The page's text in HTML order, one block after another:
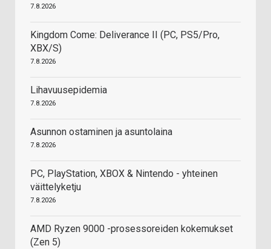
7.8.2026
Kingdom Come: Deliverance II (PC, PS5/Pro,
XBX/S)
7.8.2026
Lihavuusepidemia
7.8.2026
Asunnon ostaminen ja asuntolaina
7.8.2026
PC, PlayStation, XBOX & Nintendo - yhteinen
väittelyketju
7.8.2026
AMD Ryzen 9000 -prosessoreiden kokemukset
(Zen 5)